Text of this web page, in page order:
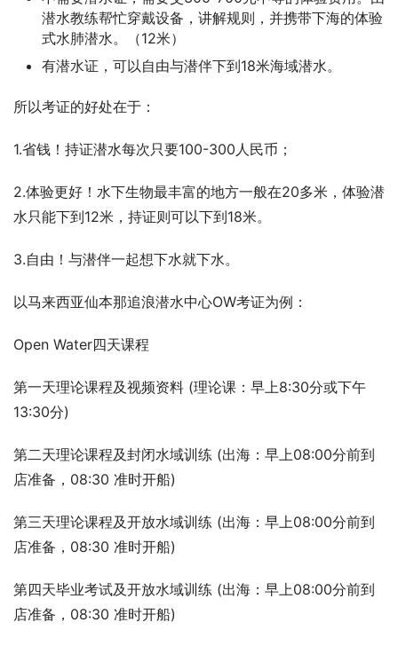
潜水教练帮忙穿戴设备，讲解规则，并携带下海的体验
式水肺潜水。（12米）
有潜水证，可以自由与潜伴下到18米海域潜水。
所以考证的好处在于：
1.省钱！持证潜水每次只要100-300人民币；
2.体验更好！水下生物最丰富的地方一般在20多米，体验潜
水只能下到12米，持证则可以下到18米。
3.自由！与潜伴一起想下水就下水。
以马来西亚仙本那追浪潜水中心OW考证为例：
Open Water四天课程
第一天理论课程及视频资料 (理论课：早上8:30分或下午
13:30分)
第二天理论课程及封闭水域训练 (出海：早上08:00分前到
店准备，08:30 准时开船)
第三天理论课程及开放水域训练 (出海：早上08:00分前到
店准备，08:30 准时开船)
第四天毕业考试及开放水域训练 (出海：早上08:00分前到
店准备，08:30 准时开船)